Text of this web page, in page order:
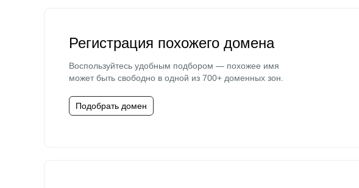
Регистрация похожего домена
Воспользуйтесь удобным подбором — похожее имя
может быть свободно в одной из 700+ доменных зон.
Подобрать домен